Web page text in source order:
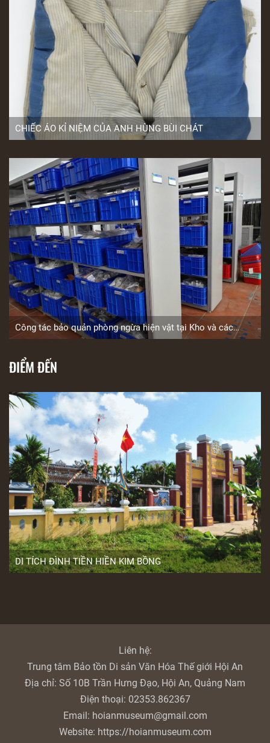
CHIẾC ÁO KỈ NIỆM CỦA ANH HÙNG BÙI CHÁT
Công tác bảo quản phòng ngừa hiện vật tại Kho và các
điểm Bảo tàng trong hệ thống Bảo tàng ở Hội An
ĐIỂM ĐẾN
DI TÍCH ĐÌNH TIỀN HIỀN KIM BỒNG
Đình Hội An
Liên hệ:
Trung tâm Bảo tồn Di sản Văn Hóa Thế giới Hội An
Địa chỉ: Số 10B Trần Hưng Đạo, Hội An, Quảng Nam
Điện thoại: 02353.862367
Email: hoianmuseum@gmail.com
Website: https://hoianmuseum.com